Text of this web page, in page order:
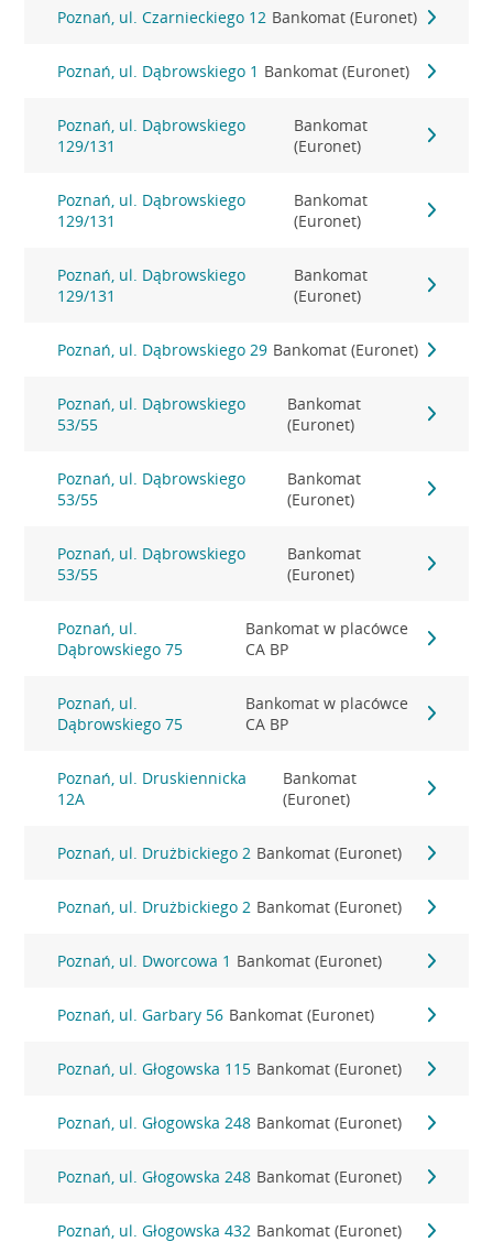
Poznań, ul. Czarnieckiego 12 Bankomat (Euronet)
Poznań, ul. Dąbrowskiego 1 Bankomat (Euronet)
Poznań, ul. Dąbrowskiego
129/131
Bankomat
(Euronet)
Poznań, ul. Dąbrowskiego
129/131
Bankomat
(Euronet)
Poznań, ul. Dąbrowskiego
129/131
Bankomat
(Euronet)
Poznań, ul. Dąbrowskiego 29 Bankomat (Euronet)
Poznań, ul. Dąbrowskiego
53/55
Bankomat
(Euronet)
Poznań, ul. Dąbrowskiego
53/55
Bankomat
(Euronet)
Poznań, ul. Dąbrowskiego
53/55
Bankomat
(Euronet)
Poznań, ul.
Dąbrowskiego 75
Bankomat w placówce
CA BP
Poznań, ul.
Dąbrowskiego 75
Bankomat w placówce
CA BP
Poznań, ul. Druskiennicka
12A
Bankomat
(Euronet)
Poznań, ul. Drużbickiego 2 Bankomat (Euronet)
Poznań, ul. Drużbickiego 2 Bankomat (Euronet)
Poznań, ul. Dworcowa 1 Bankomat (Euronet)
Poznań, ul. Garbary 56 Bankomat (Euronet)
Poznań, ul. Głogowska 115 Bankomat (Euronet)
Poznań, ul. Głogowska 248 Bankomat (Euronet)
Poznań, ul. Głogowska 248 Bankomat (Euronet)
Poznań, ul. Głogowska 432 Bankomat (Euronet)